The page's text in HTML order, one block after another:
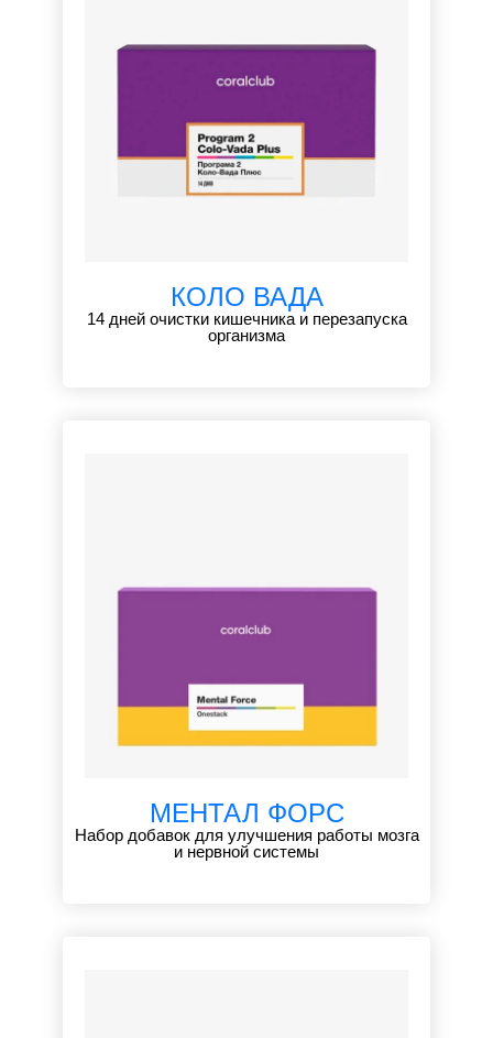
КОЛО ВАДА
14 дней очистки кишечника и перезапуска
организма
МЕНТАЛ ФОРС
Набор добавок для улучшения работы мозга
и нервной системы